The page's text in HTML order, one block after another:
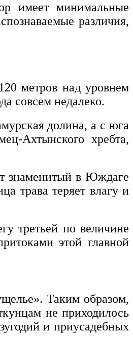
имеет минимальные
различия,
метров над уровнем
совсем недалеко.
долина, а с юга
Ахтынского хребта,
знаменитый в Юждаге
трава теряет влагу и
третьей по величине
этой главной
Таким образом,
не приходилось
и приусадебных